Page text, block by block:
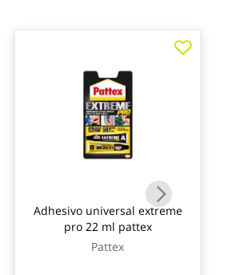
Adhesivo universal extreme
pro 22 ml pattex
Pattex